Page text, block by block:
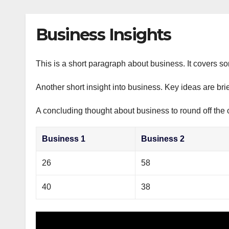
Business Insights
This is a short paragraph about business. It covers
Another short insight into business. Key ideas are
A concluding thought about business to round off the
Business 1 Business 2
26 58
40 38